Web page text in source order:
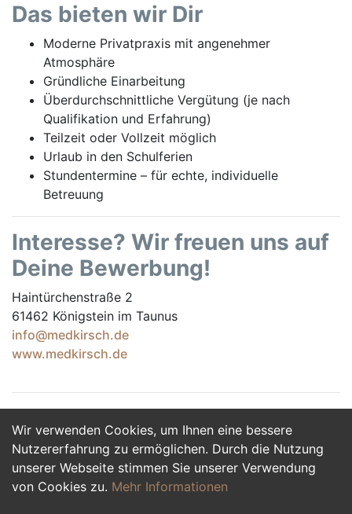
Wir verwenden Cookies, um Ihnen eine bessere
Nutzererfahrung zu ermöglichen. Durch die Nutzung
unserer Webseite stimmen Sie unserer Verwendung
von Cookies zu. Mehr Informationen
Das bieten wir Dir
Moderne Privatpraxis mit angenehmer
Atmosphäre
Gründliche Einarbeitung
Überdurchschnittliche Vergütung (je nach
Qualifikation und Erfahrung)
Teilzeit oder Vollzeit möglich
Urlaub in den Schulferien
Stundentermine – für echte, individuelle
Betreuung
Interesse? Wir freuen uns auf
Deine Bewerbung!
Haintürchenstraße 2
61462 Königstein im Taunus
info@medkirsch.de
www.medkirsch.de
Jetzt Bewerben